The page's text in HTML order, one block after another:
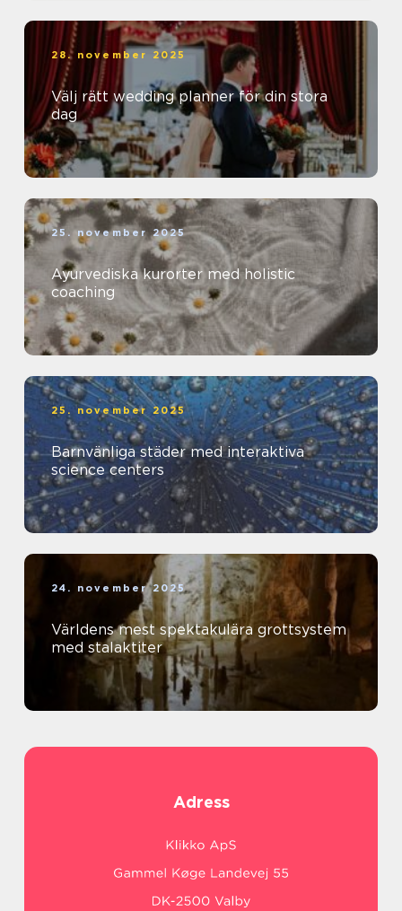
28. november 2025
Välj rätt wedding planner för din stora
dag
25. november 2025
Ayurvediska kurorter med holistic
coaching
25. november 2025
Barnvänliga städer med interaktiva
science centers
24. november 2025
Världens mest spektakulära grottsystem
med stalaktiter
Adress